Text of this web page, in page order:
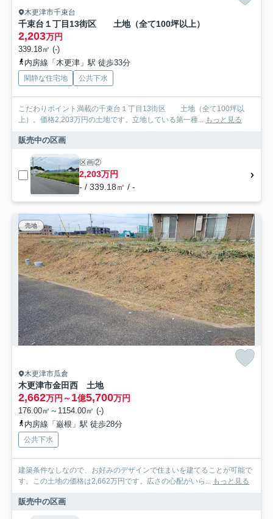
木更津市千束台
千束台１丁目13街区 土地（全て100坪以上）
2,203万円
339.18㎡ (-)
内房線「木更津」駅 徒歩33分
閑静な住宅地 公共下水
こだわりポイント満載の千束台１丁目13街区 土地（全て100坪以
上）。価格2,203万円の土地です。立地している第一種... もっと見る
販売中の区画
区画②
2,203万円
- / 339.18㎡ / -
売地
木更津市瓜倉
木更津市金田西 土地
2,662万円～1億5,700万円
176.00㎡～1154.00㎡ (-)
内房線「巌根」駅 徒歩28分
公共下水
建築条件なしなので、お好みのデザインで住まいを建てることが可能で
す。この土地の価格は2,662万円です。広さの心配がいら...
もっと見る
販売中の区画